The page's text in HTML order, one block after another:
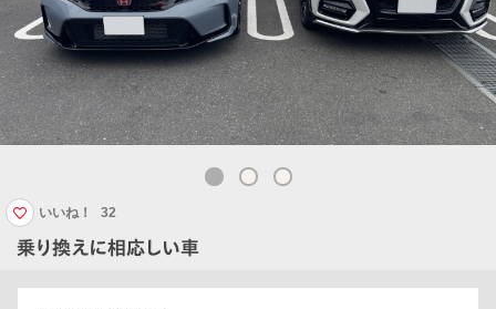
乗り換えに相応しい車
いいね！ 32